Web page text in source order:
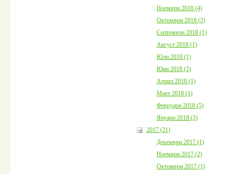
Ноември 2018 (4)
Октомври 2018 (2)
Септември 2018 (1)
Август 2018 (1)
Юли 2018 (1)
Юни 2018 (2)
Април 2018 (1)
Март 2018 (1)
Февруари 2018 (5)
Януари 2018 (3)
2017 (21)
Декември 2017 (1)
Ноември 2017 (2)
Октомври 2017 (1)